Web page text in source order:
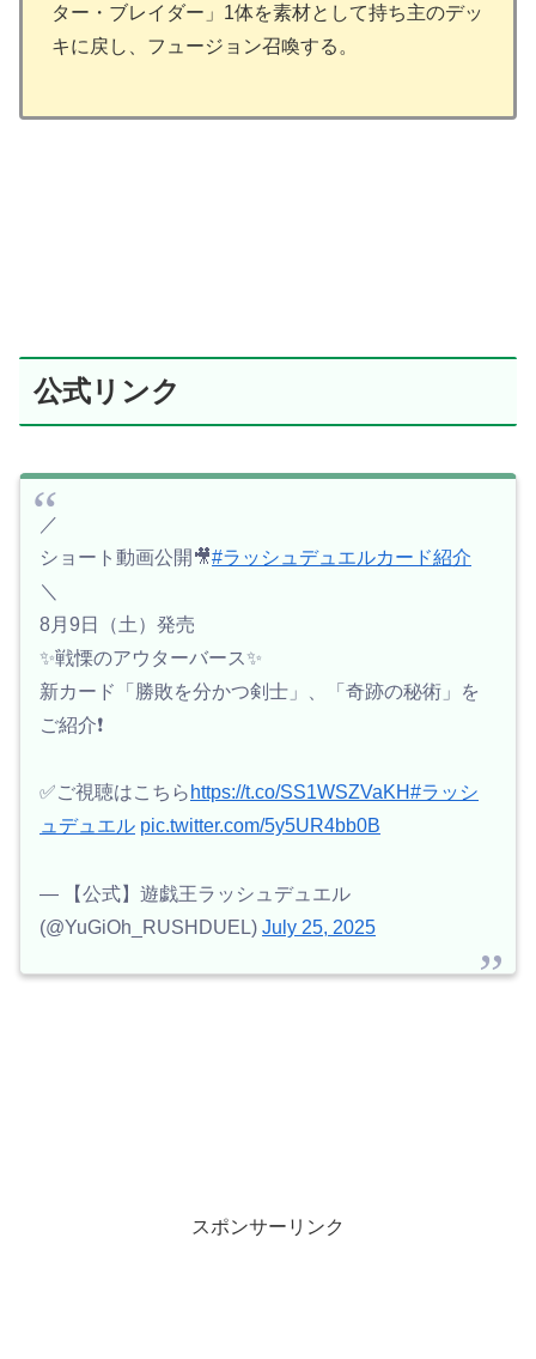
ター・ブレイダー」1体を素材として持ち主のデッ
キに戻し、フュージョン召喚する。
公式リンク
／
ショート動画公開🎥#ラッシュデュエルカード紹介
＼
8月9日（土）発売
✨️戦慄のアウターバース✨️
新カード「勝敗を分かつ剣士」、「奇跡の秘術」を
ご紹介❗️
✅ご視聴はこちら https://t.co/SS1WSZVaKH#ラッシ
ュデュエル pic.twitter.com/5y5UR4bb0B
— 【公式】遊戯王ラッシュデュエル
(@YuGiOh_RUSHDUEL) July 25, 2025
スポンサーリンク